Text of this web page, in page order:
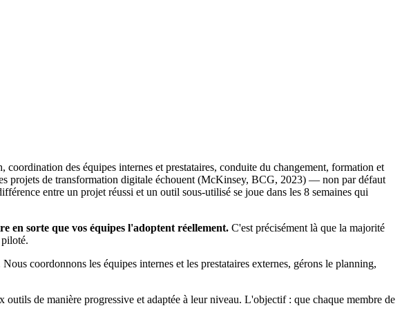
des équipes internes et prestataires, conduite du changement, formation et
projets de transformation digitale échouent (McKinsey, BCG, 2023) — non par défaut
entre un projet réussi et un outil sous-utilisé se joue dans les 8 semaines qui
en sorte que vos équipes l'adoptent réellement. C'est précisément là que la majorité
coordonnons les équipes internes et les prestataires externes, gérons le planning,
de manière progressive et adaptée à leur niveau. L'objectif : que chaque membre de